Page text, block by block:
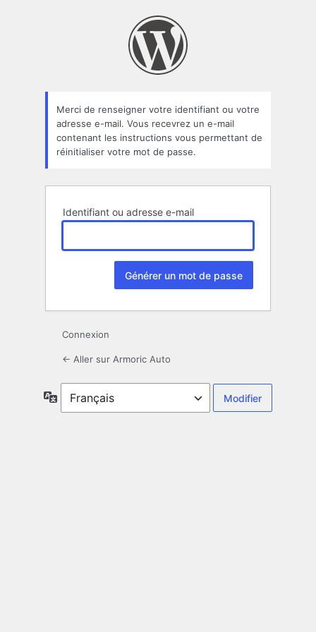
oublié
Merci de renseigner votre identifiant ou votre
adresse e-mail. Vous recevrez un e-mail
contenant les instructions vous permettant de
réinitialiser votre mot de passe.
Identifiant ou adresse e-mail
Connexion
← Aller sur Armoric Auto
Langue